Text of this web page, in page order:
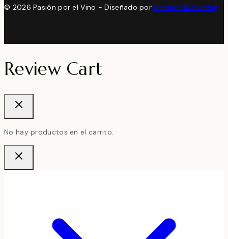
© 2026 Pasión por el Vino - Diseñado porSerinfor Marketing
Review Cart
No hay productos en el carrito.